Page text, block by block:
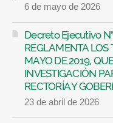
6 de mayo de 2026
Decreto Ejecutivo
REGLAMENTA LOS
MAYO DE 2019,
INVESTIGACIÓN
RECTORÍA Y
23 de abril de 2026